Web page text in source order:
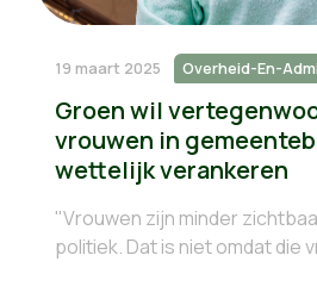
19 maart 2025 Overheid-En-
Groen wil
vrouwen in
wettelijk verankeren
"Vrouwen zijn minder
politiek. Dat is niet omdat die